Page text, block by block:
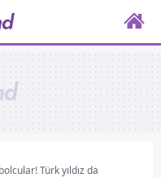
Türk yıldız da